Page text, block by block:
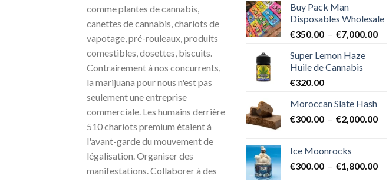
comme plantes de cannabis,
canettes de cannabis, chariots de
vapotage, pré-rouleaux, produits
comestibles, dosettes, biscuits.
Contrairement à nos concurrents,
la marijuana pour nous n'est pas
seulement une entreprise
commerciale. Les humains derrière
510 chariots premium étaient à
l'avant-garde du mouvement de
légalisation. Organiser des
manifestations. Collaborer à des
à
Buy Pack Man
Disposables Wholesale
€350.00 – €7,000.00
Super Lemon Haze
Huile de Cannabis
€320.00
Moroccan Slate Hash
€300.00 – €2,000.00
à
Ice Moonrocks
€300.00 – €1,800.00